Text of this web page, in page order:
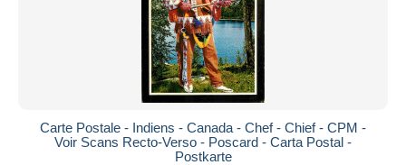
Carte Postale - Indiens - Canada - Chef - Chief - CPM -
Voir Scans Recto-Verso - Poscard - Carta Postal -
Postkarte